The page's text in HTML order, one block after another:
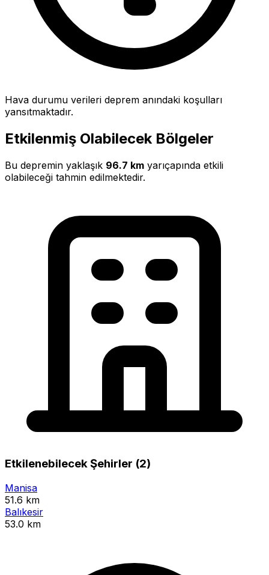
Hava durumu verileri deprem anındaki koşulları
yansıtmaktadır.
Etkilenmiş Olabilecek Bölgeler
Bu depremin yaklaşık 96.7 km yarıçapında etkili
olabileceği tahmin edilmektedir.
Etkilenebilecek Şehirler (2)
Manisa
51.6 km
Balıkesir
53.0 km